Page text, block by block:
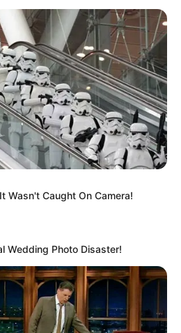
gunakan desain berikut ini,
Wasn't Caught On Camera!
Wedding Photo Disaster!